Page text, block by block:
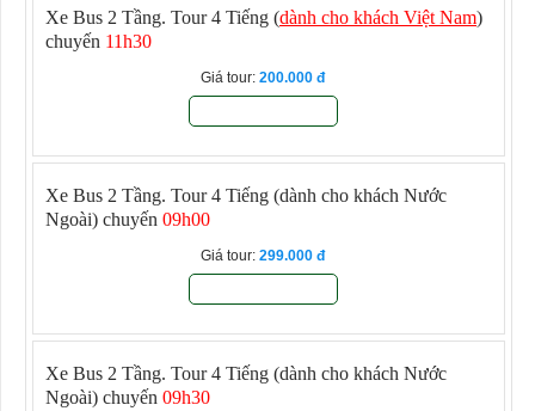
Xe Bus 2 Tầng. Tour 4 Tiếng (dành cho khách Việt Nam)
chuyến 11h30
Giá tour: 200.000
Xe Bus 2 Tầng. Tour 4 Tiếng (dành cho khách Nước
Ngoài) chuyến 09h00
Giá tour: 299.000
Xe Bus 2 Tầng. Tour 4 Tiếng (dành cho khách Nước
Ngoài) chuyến 09h30